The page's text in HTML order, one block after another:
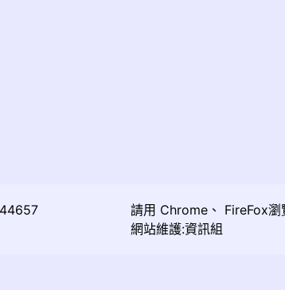
請用 Chrome 、 FireFox瀏
網站維護:資訊組